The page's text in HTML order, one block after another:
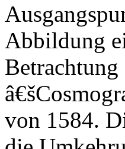
Abbildung
Betrachtung
von 1584.